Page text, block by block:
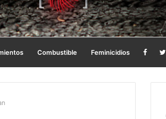
Combustible Feminicidios